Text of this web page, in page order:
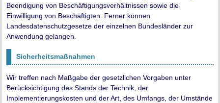
Beendigung von Beschäftigungsverhältnissen sowie die
Einwilligung von Beschäftigten. Ferner können
Landesdatenschutzgesetze der einzelnen Bundesländer zur
Anwendung gelangen.
Sicherheitsmaßnahmen
Wir treffen nach Maßgabe der gesetzlichen Vorgaben unter
Berücksichtigung des Stands der Technik, der
Implementierungskosten und der Art, des Umfangs, der Umstände